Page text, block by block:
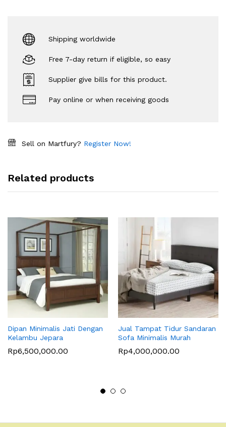
Shipping worldwide
Free 7-day return if eligible, so easy
Supplier give bills for this product.
Pay online or when receiving goods
Sell on Martfury? Register Now!
Related products
Dipan Minimalis Jati Dengan
Kelambu Jepara
Rp6,500,000.00
Jual Tampat Tidur Sandaran
Sofa Minimalis Murah
Rp4,000,000.00